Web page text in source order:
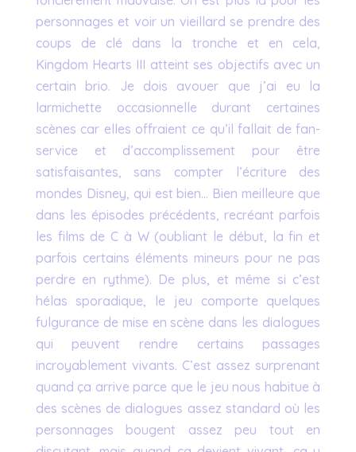
personnages et voir un vieillard se prendre des
coups de clé dans la tronche et en cela,
Kingdom Hearts III atteint ses objectifs avec un
certain brio. Je dois avouer que j’ai eu la
larmichette occasionnelle durant certaines
scènes car elles offraient ce qu’il fallait de fan-
service et d’accomplissement pour être
satisfaisantes, sans compter l’écriture des
mondes Disney, qui est bien… Bien meilleure que
dans les épisodes précédents, recréant parfois
les films de C à W (oubliant le début, la fin et
parfois certains éléments mineurs pour ne pas
perdre en rythme). De plus, et même si c’est
hélas sporadique, le jeu comporte quelques
fulgurance de mise en scène dans les dialogues
qui peuvent rendre certains passages
incroyablement vivants. C’est assez surprenant
quand ça arrive parce que le jeu nous habitue à
des scènes de dialogues assez standard où les
personnages bougent assez peu tout en